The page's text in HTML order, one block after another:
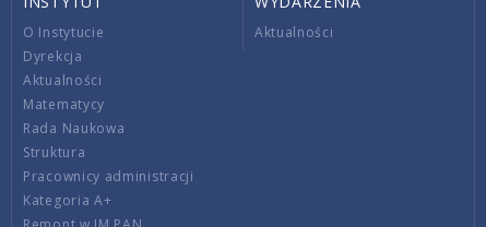
O Instytucie
Dyrekcja
Aktualności
Matematycy
Rada Naukowa
Struktura
Pracownicy administracji
Kategoria A+
Aktualności